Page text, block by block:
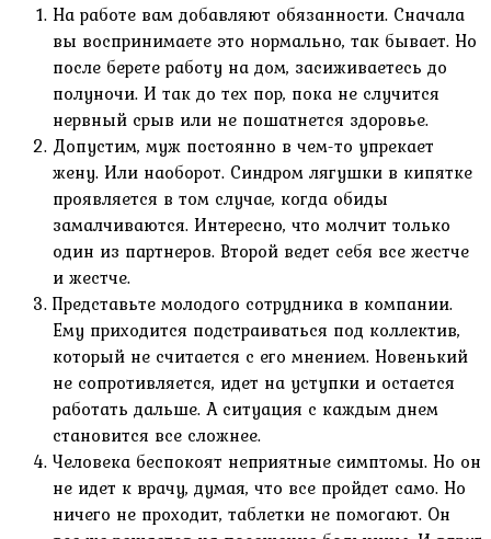
На работе вам добавляют обязанности. Сначала
вы воспринимаете это нормально, так бывает. Но
после берете работу на дом, засиживаетесь до
полуночи. И так до тех пор, пока не случится
нервный срыв или не пошатнется здоровье.
Допустим, муж постоянно в чем-то упрекает
жену. Или наоборот. Синдром лягушки в кипятке
проявляется в том случае, когда обиды
замалчиваются. Интересно, что молчит только
один из партнеров. Второй ведет себя все жестче
и жестче.
Представьте молодого сотрудника в компании.
Ему приходится подстраиваться под коллектив,
который не считается с его мнением. Новенький
не сопротивляется, идет на уступки и остается
работать дальше. А ситуация с каждым днем
становится все сложнее.
Человека беспокоят неприятные симптомы. Но он
не идет к врачу, думая, что все пройдет само. Но
ничего не проходит, таблетки не помогают. Он